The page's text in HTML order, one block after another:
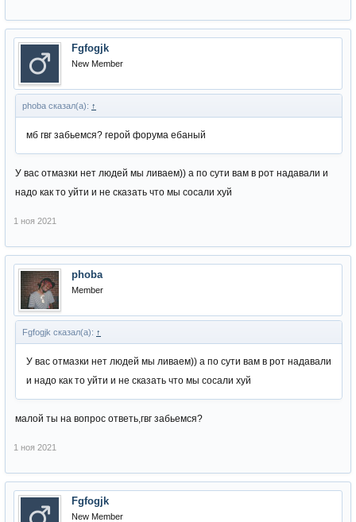
Fgfogjk
New Member
phoba сказал(а): ↑
мб гвг забьемся? герой форума ебаный
У вас отмазки нет людей мы ливаем)) а по сути вам в рот надавали и
надо как то уйти и не сказать что мы сосали хуй
1 ноя 2021
phoba
Member
Fgfogjk сказал(а): ↑
У вас отмазки нет людей мы ливаем)) а по сути вам в рот надавали
и надо как то уйти и не сказать что мы сосали хуй
малой ты на вопрос ответь,гвг забьемся?
1 ноя 2021
Fgfogjk
New Member